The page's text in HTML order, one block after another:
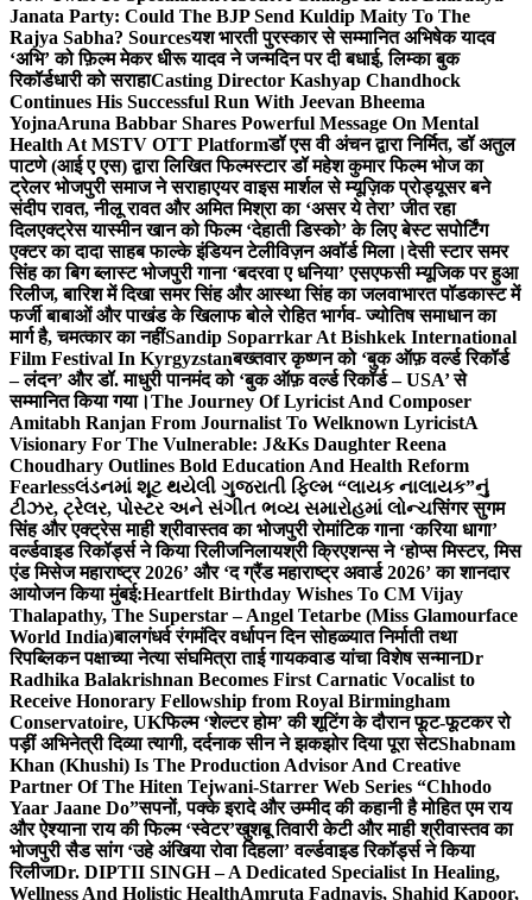
Janata Party: Could The BJP Send Kuldip Maity To The
Rajya Sabha? Sourcesयश भारती पुरस्कार से सम्मानित अभिषेक यादव
‘अभि’ को फ़िल्म मेकर धीरू यादव ने जन्मदिन पर दी बधाई, लिम्का बुक
रिकॉर्डधारी को सराहाCasting Director Kashyap Chandhock
Continues His Successful Run With Jeevan Bheema
YojnaAruna Babbar Shares Powerful Message On Mental
Health At MSTV OTT Platformडॉ एस वी अंचन द्वारा निर्मित, डॉ अतुल
पाटणे (आई ए एस) द्वारा लिखित फिल्मस्टार डॉ महेश कुमार फिल्म भोज का
ट्रेलर भोजपुरी समाज ने सराहाएयर वाइस मार्शल से म्यूज़िक प्रोड्यूसर बने
संदीप रावत, नीलू रावत और अमित मिश्रा का ‘असर ये तेरा’ जीत रहा
दिलएक्ट्रेस यास्मीन खान को फिल्म ‘देहाती डिस्को’ के लिए बेस्ट सपोर्टिंग
एक्टर का दादा साहब फाल्के इंडियन टेलीविज़न अवॉर्ड मिला।देसी स्टार समर
सिंह का बिग ब्लास्ट भोजपुरी गाना ‘बदरवा ए धनिया’ एसएफसी म्यूजिक पर हुआ
रिलीज, बारिश में दिखा समर सिंह और आस्था सिंह का जलवाभारत पॉडकास्ट में
फर्जी बाबाओं और पाखंड के खिलाफ बोले रोहित भार्गव- ज्योतिष समाधान का
मार्ग है, चमत्कार का नहींSandip Soparrkar At Bishkek International
Film Festival In Kyrgyzstanबख्तवार कृष्णन को ‘बुक ऑफ़ वर्ल्ड रिकॉर्ड
– लंदन’ और डॉ. माधुरी पानमंद को ‘बुक ऑफ़ वर्ल्ड रिकॉर्ड – USA’ से
सम्मानित किया गया।The Journey Of Lyricist And Composer
Amitabh Ranjan From Journalist To Welknown LyricistA
Visionary For The Vulnerable: J&Ks Daughter Reena
Choudhary Outlines Bold Education And Health Reform
Fearlessલંડનમાં શૂટ થયેલી ગુજરાતી ફિલ્મ “લાયક નાલાયક”નું
ટીઝર, ટ્રેલર, પોસ્ટર અને સંગીત ભવ્ય સમારોહમાં લોન્ચसिंगर सुगम
सिंह और एक्ट्रेस माही श्रीवास्तव का भोजपुरी रोमांटिक गाना ‘करिया धागा’
वर्ल्डवाइड रिकॉर्ड्स ने किया रिलीजनिलायश्री क्रिएशन्स ने ‘होप्स मिस्टर, मिस
एंड मिसेज महाराष्ट्र 2026’ और ‘द ग्रैंड महाराष्ट्र अवार्ड 2026’ का शानदार
आयोजन किया मुंबई:Heartfelt Birthday Wishes To CM Vijay
Thalapathy, The Superstar – Angel Tetarbe (Miss Glamourface
World India)बालगंधर्व रंगमंदिर वर्धापन दिन सोहळ्यात निर्माती तथा
रिपब्लिकन पक्षाच्या नेत्या संघमित्रा ताई गायकवाड यांचा विशेष सन्मानDr
Radhika Balakrishnan Becomes First Carnatic Vocalist to
Receive Honorary Fellowship from Royal Birmingham
Conservatoire, UKफिल्म ‘शेल्टर होम’ की शूटिंग के दौरान फूट-फूटकर रो
पड़ीं अभिनेत्री दिव्या त्यागी, दर्दनाक सीन ने झकझोर दिया पूरा सेटShabnam
Khan (Khushi) Is The Production Advisor And Creative
Partner Of The Hiten Tejwani-Starrer Web Series “Chhodo
Yaar Jaane Do”सपनों, पक्के इरादे और उम्मीद की कहानी है मोहित एम राय
और ऐश्याना राय की फिल्म ‘स्वेटर’खुशबू तिवारी केटी और माही श्रीवास्तव का
भोजपुरी सैड सांग ‘उहे अंखिया रोवा दिहला’ वर्ल्डवाइड रिकॉर्ड्स ने किया
रिलीजDr. DIPTII SINGH – A Dedicated Specialist In Healing,
Wellness And Holistic HealthAmruta Fadnavis, Shahid Kapoor,